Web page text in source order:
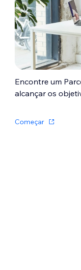
de SEO .
Clique
devo
o
Encontre um
alcançar os
Começar